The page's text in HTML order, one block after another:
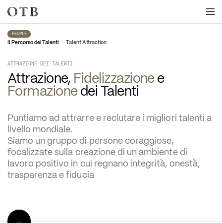
Skip to main content
PEOPLE
Il Percorso dei Talenti • Talent Attraction
ATTRAZIONE DEI TALENTI
Attrazione, Fidelizzazione e
Formazione dei Talenti
Puntiamo ad attrarre e reclutare i migliori talenti a
livello mondiale.
Siamo un gruppo di persone coraggiose,
focalizzate sulla creazione di un ambiente di
lavoro positivo in cui regnano integrità, onestà,
trasparenza e fiducia